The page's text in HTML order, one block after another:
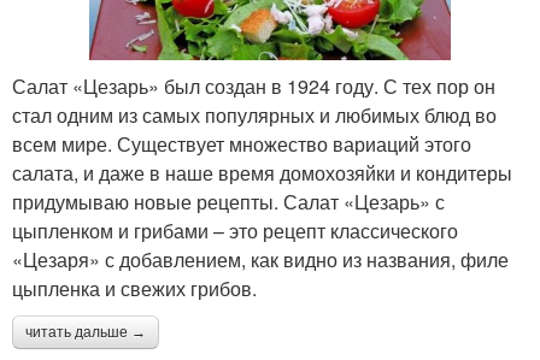
Салат «Цезарь» был создан в 1924 году. С тех пор он
стал одним из самых популярных и любимых блюд во
всем мире. Существует множество вариаций этого
салата, и даже в наше время домохозяйки и кондитеры
придумываю новые рецепты. Салат «Цезарь» с
цыпленком и грибами – это рецепт классического
«Цезаря» с добавлением, как видно из названия, филе
цыпленка и свежих грибов.
читать дальше →